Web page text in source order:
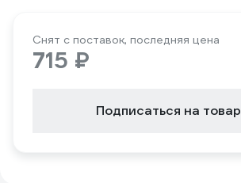
Снят с поставок, последняя цена
715 ₽
Подписаться на товар